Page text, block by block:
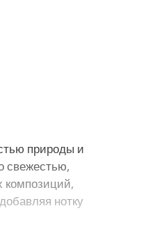
природы и
свежестью,
композиций,
нотку